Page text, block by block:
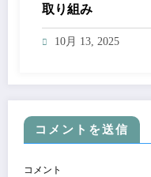
取り組み
10月 13, 2025
コメントを送信
コメント